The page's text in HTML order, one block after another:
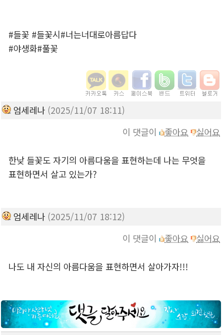
#들꽃 #들꽃시#너는너대로아름답다
#야생화#풀꽃
엄세레나 (2025/11/07 18:11)
이 댓글이
좋아요 싫어요
한낮 들꽃도 자기의 아름다움을 표현하는데 나는 무엇을
표현하면서 살고 있는가?
엄세레나 (2025/11/07 18:12)
이 댓글이
좋아요 싫어요
나도 내 자신의 아름다움을 표현하면서 살아가자!!!